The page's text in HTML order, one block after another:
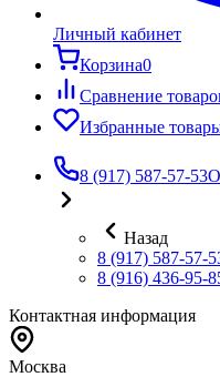
Личный кабинет
Корзина0
Сравнение
Избранные
8 (917) 587-57-53
Назад
8 (917) 587-57-
8 (916) 436-95-
Контактная информация
Москва